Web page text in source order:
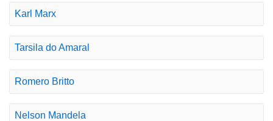
Karl Marx
Tarsila do Amaral
Romero Britto
Nelson Mandela